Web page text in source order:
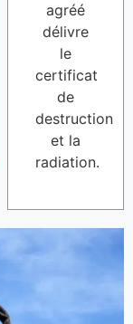
agréé
délivre
le
certificat
de
destruction
et la
radiation.